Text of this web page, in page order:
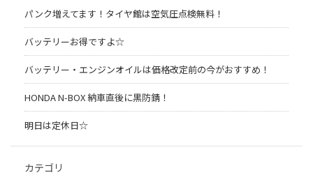
パンク増えてます！タイヤ館は空気圧点検無料！
バッテリーお得ですよ☆
バッテリー・エンジンオイルは価格改定前の今がおすすめ！
HONDA N-BOX 納車直後に黒防錆！
明日は定休日☆
カテゴリ